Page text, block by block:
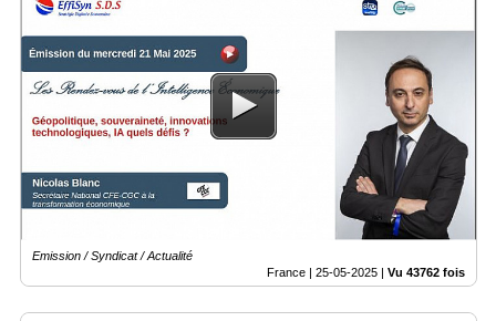
Agenda
Gazette
Vidéos
Médias
groupe
annuaire
Emission / Syndicat / Actualité
France | 25-05-2025 Vu 43762 fois